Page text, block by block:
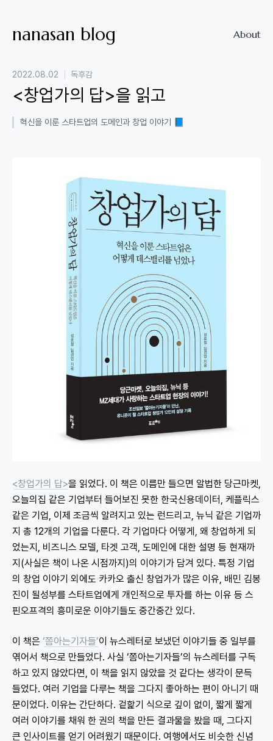
nanasan blog About
2022.08.02 독후감
<창업가의 답>을 읽고
혁신을 이룬 스타트업의 도메인과 창업 이야기 📘
<창업가의 답>을 읽었다. 이 책은 이름만 들으면 알법한 당근마켓,
오늘의집 같은 기업부터 들어보진 못한 한국신용데이터, 케플릭스
같은 기업, 이제 조금씩 알려지고 있는 런드리고, 뉴닉 같은 기업까
지 총 12개의 기업을 다룬다. 각 기업마다 어떻게, 왜 창업하게 되
었는지, 비즈니스 모델, 타겟 고객, 도메인에 대한 설명 등 현재까
지(사실은 책이 나온 시점까지)의 이야기가 담겨 있다. 특정 기업
의 창업 이야기 외에도 카카오 출신 창업가가 많은 이유, 배민 김봉
진이 될성부를 스타트업에게 개인적으로 투자를 하는 이유 등 스
핀오프격의 흥미로운 이야기들도 중간중간 있다.
이 책은 ‘쫌아는기자들’이 뉴스레터로 보냈던 이야기들 중 일부를
엮어서 책으로 만들었다. 사실 ‘쫌아는기자들’의 뉴스레터를 구독
하고 있지 않았다면, 이 책을 읽지 않았을 것 같다는 생각이 문득
들었다. 여러 기업을 다루는 책을 그다지 좋아하는 편이 아니기 때
문이었다. 이유는 간단하다. 겉핥기 식으로 깊이 없이, 짧게 짧게
여러 이야기를 채워 한 권의 책을 만든 결과물을 봤을 때, 그다지
큰 인사이트를 얻기 어려웠기 때문이다. 여행에서도 비슷한 신념